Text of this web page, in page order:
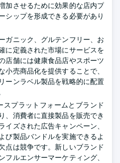
加させるために効果的な店内プ
シップを形成できる必要があり
ガニック、グルテンフリー、お
に定義された市場にサービスを
店舗には健康食品店やスポーツ
小売商品化を提供することで、
ーンラベル製品を戦略的に配置
スプラットフォームとブランド
、消費者に直接製品を販売でき
イズされた広告キャンペーン、
び製品バンドルを実施できるよ
点は競争です。新しいブランド
フルエンサーマーケティング、